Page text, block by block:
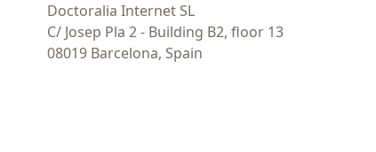
Doctoralia Internet SL
C/ Josep Pla 2 - Building B2, floor 13
08019 Barcelona, Spain